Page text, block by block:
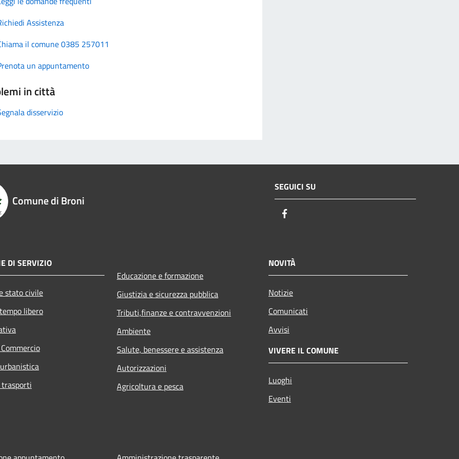
Assistenza
il comune 0385 257011
un appuntamento
in città
disservizio
Comune di Broni
SEGUICI SU
DI SERVIZIO
stato civile
libero
Educazione e formazione
Giustizia e sicurezza pubblica
Tributi,finanze e contravvenzioni
Ambiente
Salute, benessere e assistenza
Autorizzazioni
Agricoltura e pesca
NOVITÀ
Notizie
Comunicati
Avvisi
VIVERE IL COMUNE
Luoghi
Eventi